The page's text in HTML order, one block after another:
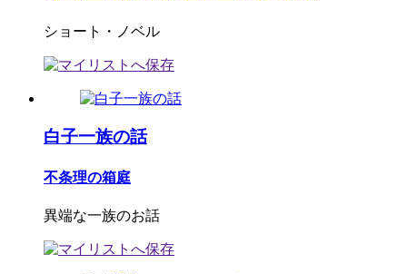
ショート・ノベル
白子一族の話
不条理の箱庭
異端な一族のお話